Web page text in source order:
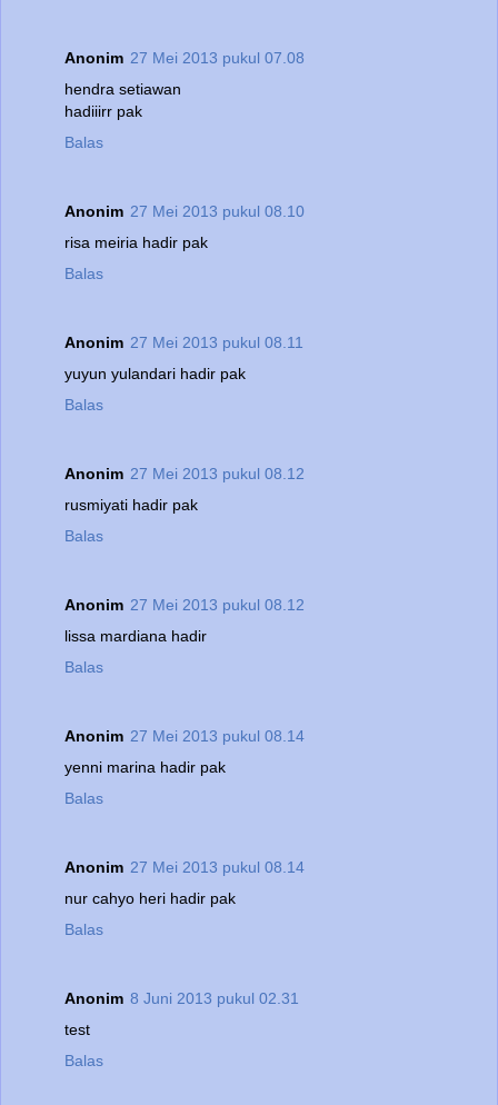
Anonim 27 Mei 2013 pukul 07.08
hendra setiawan
hadiiirr pak
Balas
Anonim 27 Mei 2013 pukul 08.10
risa meiria hadir pak
Balas
Anonim 27 Mei 2013 pukul 08.11
yuyun yulandari hadir pak
Balas
Anonim 27 Mei 2013 pukul 08.12
rusmiyati hadir pak
Balas
Anonim 27 Mei 2013 pukul 08.12
lissa mardiana hadir
Balas
Anonim 27 Mei 2013 pukul 08.14
yenni marina hadir pak
Balas
Anonim 27 Mei 2013 pukul 08.14
nur cahyo heri hadir pak
Balas
Anonim 8 Juni 2013 pukul 02.31
test
Balas